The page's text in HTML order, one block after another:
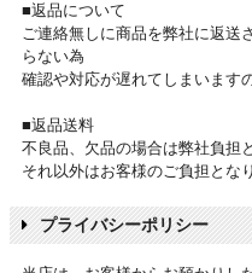
■返品について
ご連絡無しに商品を弊社に返送
らない為
確認や対応が遅れてしまいます
■返品送料
不良品、欠品の場合は弊社負担
それ以外はお客様のご負担とな
プライバシーポリシー